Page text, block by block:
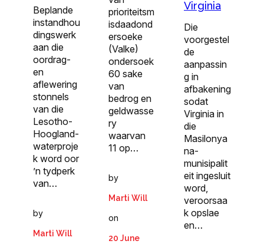
Beplande
instandhou
dingswerk
aan die
oordrag-
en
aflewering
stonnels
van die
Lesotho-
Hoogland-
waterproje
k word oor
’n tydperk
van…
by
Marti Will
prioriteitsm
isdaadond
ersoeke
(Valke)
ondersoek
60 sake
van
bedrog en
geldwasse
ry
waarvan
11 op…
by
Marti Will
on
20 June
Virginia
Die
voorgestel
de
aanpassin
g in
afbakening
sodat
Virginia in
die
Masilonya
na-
munisipalit
eit ingesluit
word,
veroorsaa
k opslae
en…